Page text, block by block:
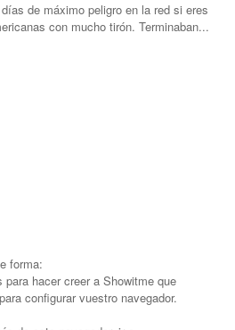
de máximo peligro en la red si eres
con mucho tirón. Terminaban...
forma:
hacer creer a Showitme que
configurar vuestro navegador.